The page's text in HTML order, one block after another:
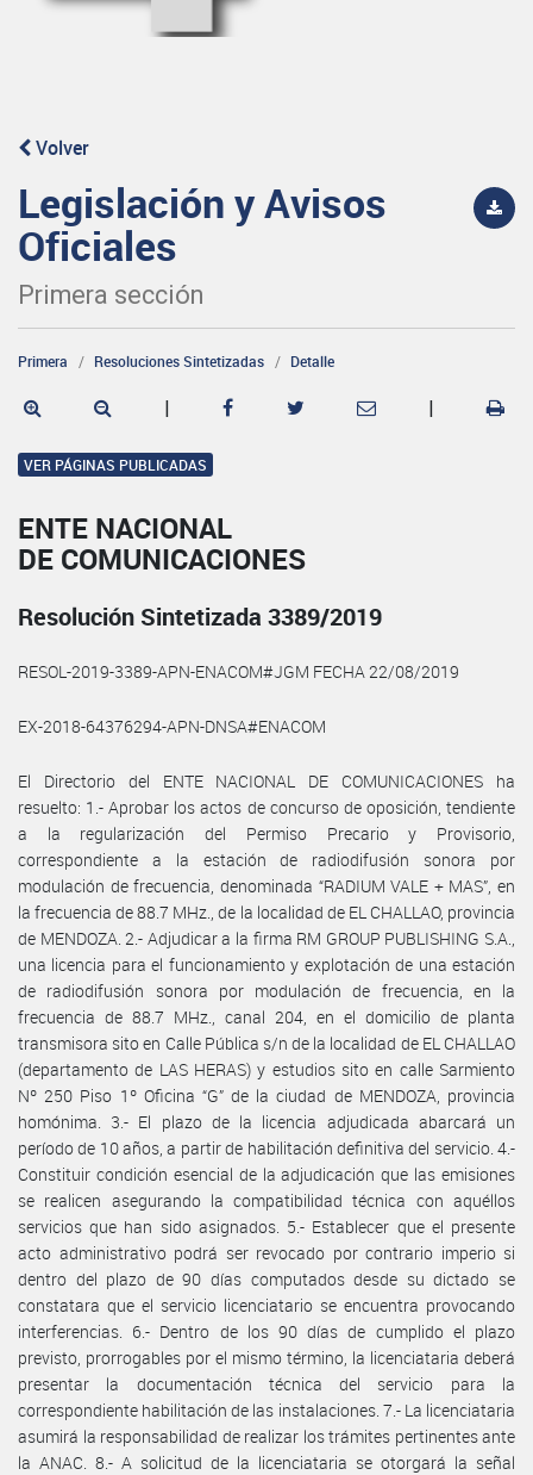
Volver
Legislación y Avisos
Oficiales
Primera sección
Primera Resoluciones Sintetizadas Detalle
| |
VER PÁGINAS PUBLICADAS
ENTE NACIONAL
DE COMUNICACIONES
Resolución Sintetizada 3389/2019
RESOL-2019-3389-APN-ENACOM#JGM FECHA 22/08/2019
EX-2018-64376294-APN-DNSA#ENACOM
El Directorio del ENTE NACIONAL DE COMUNICACIONES ha
resuelto: 1.- Aprobar los actos de concurso de oposición, tendiente
a la regularización del Permiso Precario y Provisorio,
correspondiente a la estación de radiodifusión sonora por
modulación de frecuencia, denominada “RADIUM VALE + MAS”, en
la frecuencia de 88.7 MHz., de la localidad de EL CHALLAO, provincia
de MENDOZA. 2.- Adjudicar a la firma RM GROUP PUBLISHING S.A.,
una licencia para el funcionamiento y explotación de una estación
de radiodifusión sonora por modulación de frecuencia, en la
frecuencia de 88.7 MHz., canal 204, en el domicilio de planta
transmisora sito en Calle Pública s/n de la localidad de EL CHALLAO
(departamento de LAS HERAS) y estudios sito en calle Sarmiento
Nº 250 Piso 1º Oficina “G” de la ciudad de MENDOZA, provincia
homónima. 3.- El plazo de la licencia adjudicada abarcará un
período de 10 años, a partir de habilitación definitiva del servicio. 4.-
Constituir condición esencial de la adjudicación que las emisiones
se realicen asegurando la compatibilidad técnica con aquéllos
servicios que han sido asignados. 5.- Establecer que el presente
acto administrativo podrá ser revocado por contrario imperio si
dentro del plazo de 90 días computados desde su dictado se
constatara que el servicio licenciatario se encuentra provocando
interferencias. 6.- Dentro de los 90 días de cumplido el plazo
previsto, prorrogables por el mismo término, la licenciataria deberá
presentar la documentación técnica del servicio para la
correspondiente habilitación de las instalaciones. 7.- La licenciataria
asumirá la responsabilidad de realizar los trámites pertinentes ante
la ANAC. 8.- A solicitud de la licenciataria se otorgará la señal